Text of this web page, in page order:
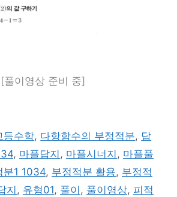
[풀이영상 준비 중]
등수학, 다항함수의 부정적분, 답
, 마플답지 , 마플시너지 , 마플풀
분1 1034, 부정적분 활용, 부정적
지 , 유형01, 풀이 , 풀이영상, 피적